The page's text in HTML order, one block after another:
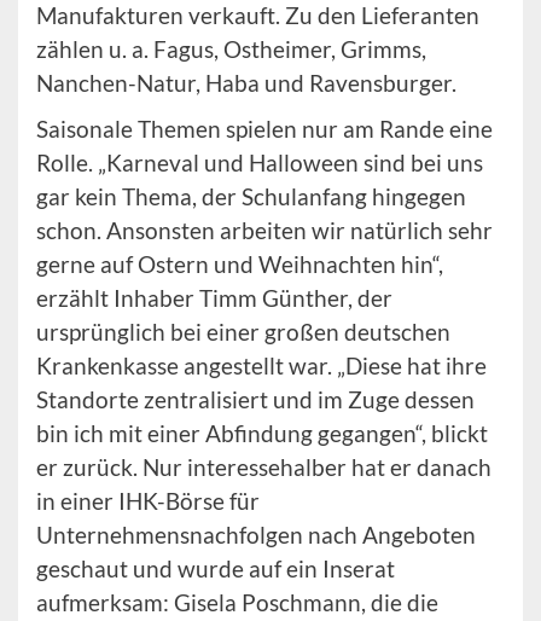
Manufakturen verkauft. Zu den Lieferanten
zählen u. a. Fagus, Ostheimer, Grimms,
Nanchen-Natur, Haba und Ravensburger.
Saisonale Themen spielen nur am Rande eine
Rolle. „Karneval und Halloween sind bei uns
gar kein Thema, der Schulanfang hingegen
schon. Ansonsten arbeiten wir natürlich sehr
gerne auf Ostern und Weihnachten hin“,
erzählt Inhaber Timm Günther, der
ursprünglich bei einer großen deutschen
Krankenkasse angestellt war. „Diese hat ihre
Standorte zentralisiert und im Zuge dessen
bin ich mit einer Abfindung gegangen“, blickt
er zurück. Nur interessehalber hat er danach
in einer IHK-Börse für
Unternehmensnachfolgen nach Angeboten
geschaut und wurde auf ein Inserat
aufmerksam: Gisela Poschmann, die die